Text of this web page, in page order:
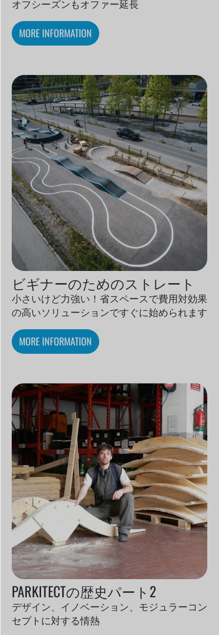
オフシーズンもオファー延長
MORE INFORMATION
ビギナーのためのストレート
小さいけど力強い！省スペースで費用対効果
の高いソリューションですぐに始められます
MORE INFORMATION
PARKITECTの歴史パート2
デザイン、イノベーション、モジュラーコン
セプトに対する情熱